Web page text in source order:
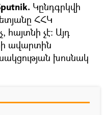
Կընդգրկվի
ՀՀԿ
հայտնի չէ։ Այդ
ավարտին
խոսնակ